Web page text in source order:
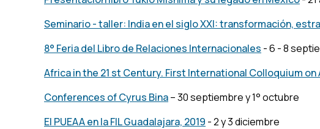
Seminario - taller: India en el siglo XXI: transformación,
8° Feria del Libro de Relaciones Internacionales - 6 - 8
Africa in the 21 st Century. First International Colloquium
Conferences of Cyrus Bina– 30 septiembre y 1° octubre
El PUEAA en la FIL Guadalajara, 2019 - 2 y 3 diciembre